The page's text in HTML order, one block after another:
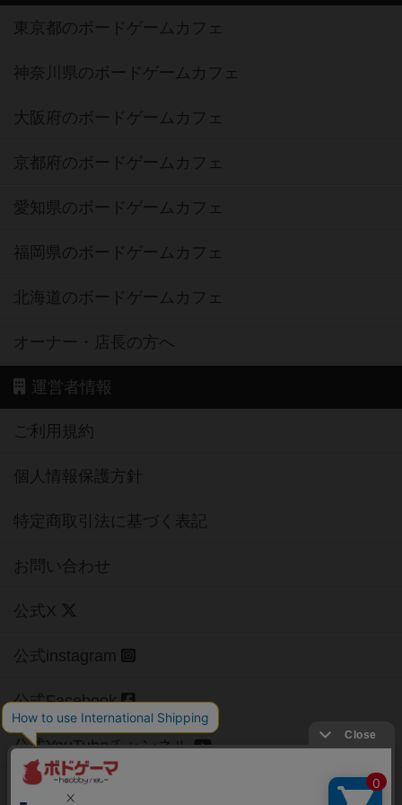
東京都のボードゲームカフェ
神奈川県のボードゲームカフェ
大阪府のボードゲームカフェ
京都府のボードゲームカフェ
愛知県のボードゲームカフェ
福岡県のボードゲームカフェ
北海道のボードゲームカフェ
オーナー・店長の方へ
運営者情報
ご利用規約
個人情報保護方針
特定商取引法に基づく表記
お問い合わせ
公式X
公式instagram
公式Facebook
公式YouTubeチャンネル